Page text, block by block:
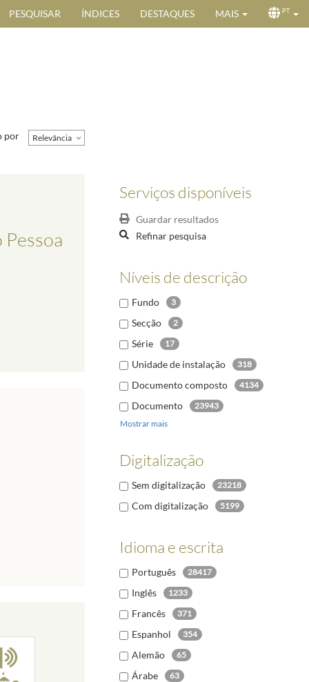
PESQUISAR ÍNDICES DESTAQUES MAIS PT
Serviços disponíveis
Guardar resultados
Refinar pesquisa
Níveis de descrição
Fundo 3
Secção 2
Série 17
Unidade de instalação 318
Documento composto 4134
Documento
23943
Mostrar mais
Digitalização
Sem digitalização 23218
Com digitalização 5199
Idioma e escrita
Português 28417
Inglês 1233
Francês 371
Espanhol 354
Alemão 65
Árabe 63
por Relevância